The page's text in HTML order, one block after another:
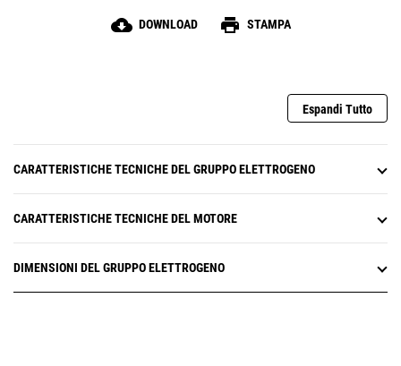
cloud_download DOWNLOAD print STAMPA
Espandi Tutto
CARATTERISTICHE TECNICHE DEL GRUPPO ELETTROGENO
CARATTERISTICHE TECNICHE DEL MOTORE
DIMENSIONI DEL GRUPPO ELETTROGENO